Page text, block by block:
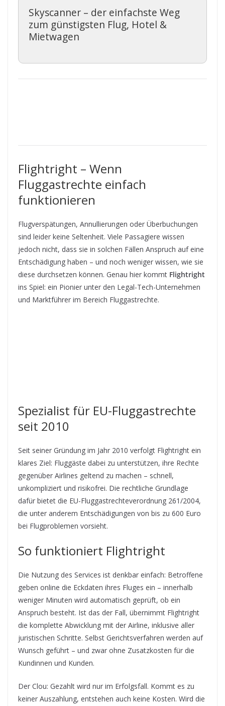
Skyscanner – der einfachste Weg
zum günstigsten Flug, Hotel &
Mietwagen
Flightright – Wenn
Fluggastrechte einfach
funktionieren
Flugverspätungen, Annullierungen oder Überbuchungen
sind leider keine Seltenheit. Viele Passagiere wissen
jedoch nicht, dass sie in solchen Fällen Anspruch auf eine
Entschädigung haben – und noch weniger wissen, wie sie
diese durchsetzen können. Genau hier kommt Flightright
ins Spiel: ein Pionier unter den Legal-Tech-Unternehmen
und Marktführer im Bereich Fluggastrechte.
Spezialist für EU-Fluggastrechte
seit 2010
Seit seiner Gründung im Jahr 2010 verfolgt Flightright ein
klares Ziel: Fluggäste dabei zu unterstützen, ihre Rechte
gegenüber Airlines geltend zu machen – schnell,
unkompliziert und risikofrei. Die rechtliche Grundlage
dafür bietet die EU-Fluggastrechteverordnung 261/2004,
die unter anderem Entschädigungen von bis zu 600 Euro
bei Flugproblemen vorsieht.
So funktioniert Flightright
Die Nutzung des Services ist denkbar einfach: Betroffene
geben online die Eckdaten ihres Fluges ein – innerhalb
weniger Minuten wird automatisch geprüft, ob ein
Anspruch besteht. Ist das der Fall, übernimmt Flightright
die komplette Abwicklung mit der Airline, inklusive aller
juristischen Schritte. Selbst Gerichtsverfahren werden auf
Wunsch geführt – und zwar ohne Zusatzkosten für die
Kundinnen und Kunden.
Der Clou: Gezahlt wird nur im Erfolgsfall. Kommt es zu
keiner Auszahlung, entstehen auch keine Kosten. Wird die